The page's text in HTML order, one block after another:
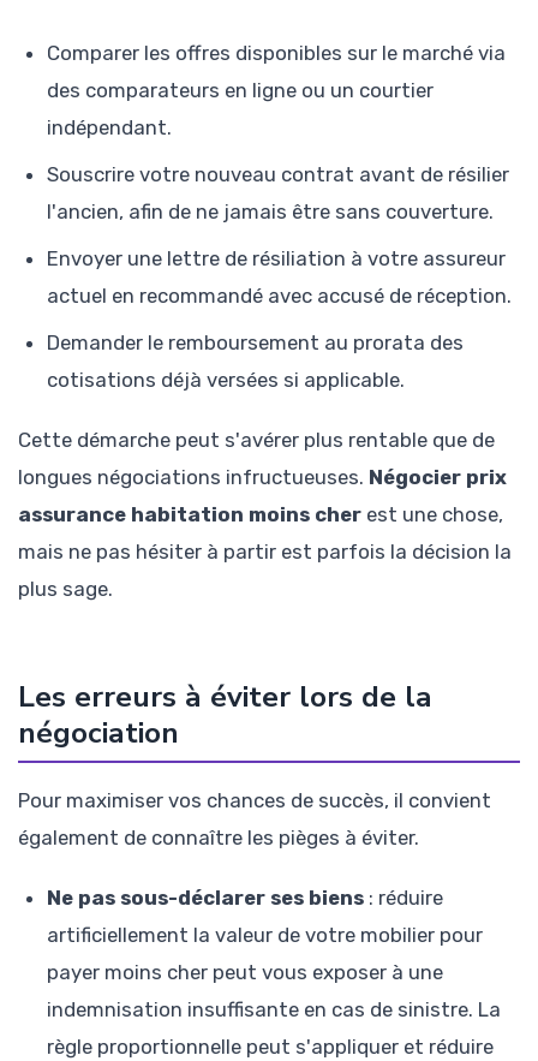
Comparer les offres disponibles sur le marché via
des comparateurs en ligne ou un courtier
indépendant.
Souscrire votre nouveau contrat avant de résilier
l'ancien, afin de ne jamais être sans couverture.
Envoyer une lettre de résiliation à votre assureur
actuel en recommandé avec accusé de réception.
Demander le remboursement au prorata des
cotisations déjà versées si applicable.
Cette démarche peut s'avérer plus rentable que de
longues négociations infructueuses. Négocier prix
assurance habitation moins cher est une chose,
mais ne pas hésiter à partir est parfois la décision la
plus sage.
Les erreurs à éviter lors de la
négociation
Pour maximiser vos chances de succès, il convient
également de connaître les pièges à éviter.
Ne pas sous-déclarer ses biens : réduire
artificiellement la valeur de votre mobilier pour
payer moins cher peut vous exposer à une
indemnisation insuffisante en cas de sinistre. La
règle proportionnelle peut s'appliquer et réduire